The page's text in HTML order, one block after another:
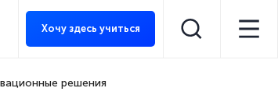
Хочу здесь учиться
решения